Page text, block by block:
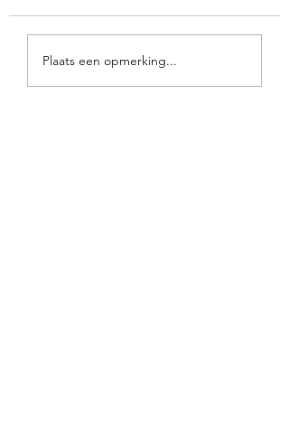
Meld je aan! Hoofdstelloos
Plaats een opmerking...